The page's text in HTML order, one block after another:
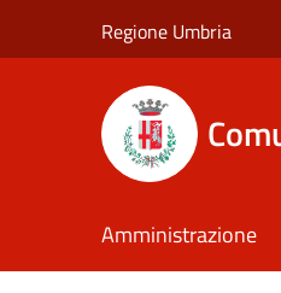
Regione Umbria
Amministrazione